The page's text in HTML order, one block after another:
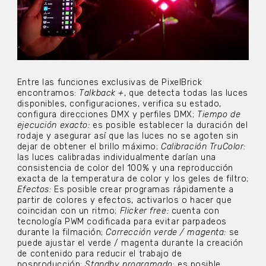
Entre las funciones exclusivas de PixelBrick
encontramos: Talkback +, que detecta todas las luces
disponibles, configuraciones, verifica su estado,
configura direcciones DMX y perfiles DMX; Tiempo de
ejecución exacto: es posible establecer la duración del
rodaje y asegurar así que las luces no se agoten sin
dejar de obtener el brillo máximo; Calibración TruColor:
las luces calibradas individualmente darían una
consistencia de color del 100% y una reproducción
exacta de la temperatura de color y los geles de filtro;
Efectos: Es posible crear programas rápidamente a
partir de colores y efectos, activarlos o hacer que
coincidan con un ritmo; Flicker free: cuenta con
tecnología PWM codificada para evitar parpadeos
durante la filmación;Corrección verde / magenta: se
puede ajustar el verde / magenta durante la creación
de contenido para reducir el trabajo de